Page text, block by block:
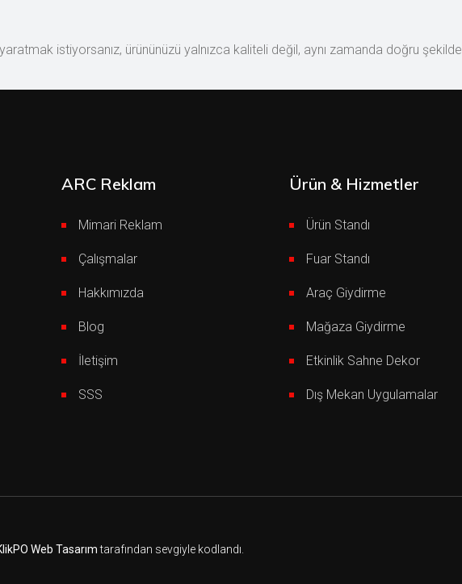
istiyorsanız, ürününüzü yalnızca kaliteli değil, aynı zamanda doğru şekilde
ARC Reklam
Mimari Reklam
Çalışmalar
Hakkımızda
Blog
İletişim
SSS
Ürün & Hizmetler
Ürün Standı
Fuar Standı
Araç Giydirme
Mağaza Giydirme
Etkinlik Sahne Dekor
Dış Mekan Uygulamalar
Web Tasarımtarafından sevgiyle kodlandı.